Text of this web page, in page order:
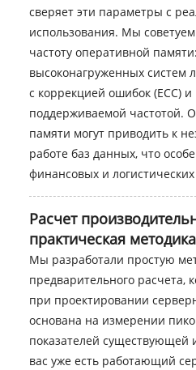
сверяет эти параметры с
использования. Мы
частоту оперативной
высоконагруженных систем
с коррекцией ошибок (ECC)
поддерживаемой частотой.
памяти могут приводить к
работе баз данных, что
финансовых и
Расчет
практическая методика
Мы разработали простую
предварительного расчета,
при проектировании
основана на измерении
показателей существующей
вас уже есть работающий